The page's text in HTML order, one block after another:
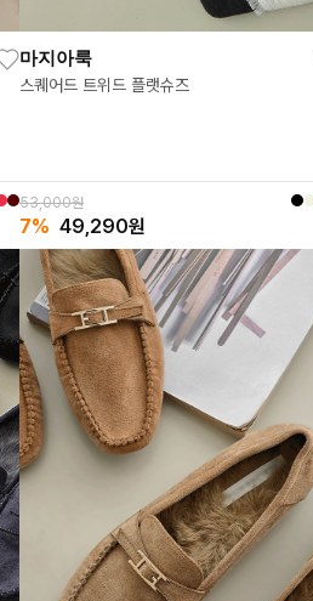
마지아룩
스퀘어드 트위드 플랫슈즈
53,000원
7% 49,290원